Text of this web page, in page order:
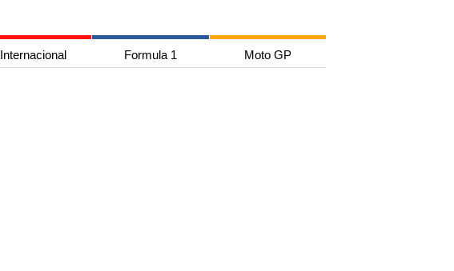
Internacional Formula 1 Moto GP